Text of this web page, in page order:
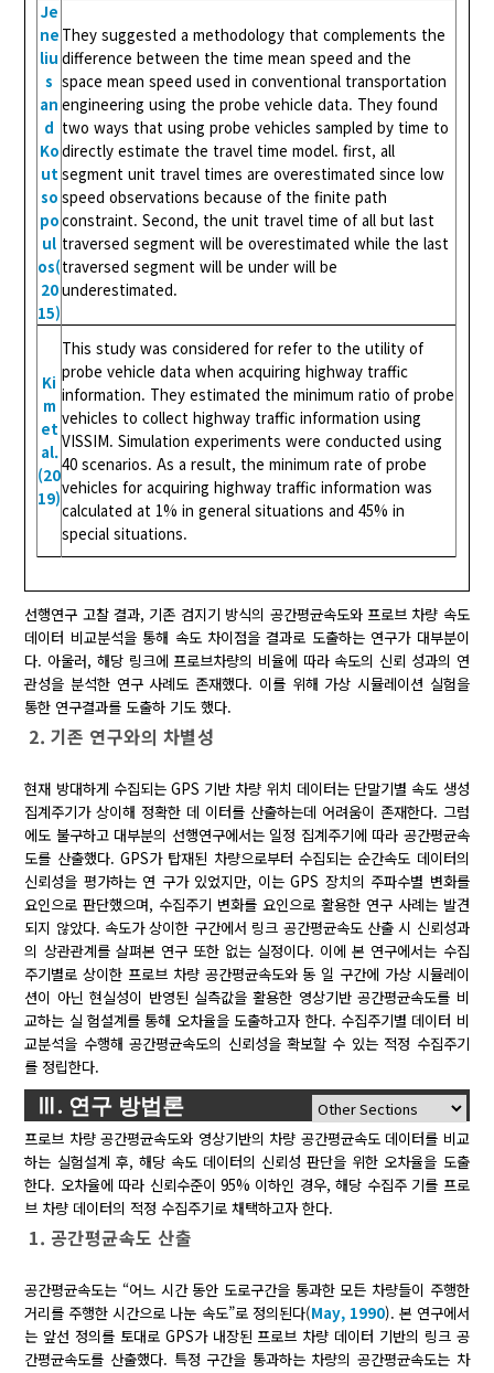
Je
ne
liu
s
an
d
Ko
ut
so
po
ul
os(
20
15)
They suggested a methodology that complements the
difference between the time mean speed and the
space mean speed used in conventional transportation
engineering using the probe vehicle data. They found
two ways that using probe vehicles sampled by time to
directly estimate the travel time model. first, all
segment unit travel times are overestimated since low
speed observations because of the finite path
constraint. Second, the unit travel time of all but last
traversed segment will be overestimated while the last
traversed segment will be under will be
underestimated.
Ki
m
et
al.
(20
19)
This study was considered for refer to the utility of
probe vehicle data when acquiring highway traffic
information. They estimated the minimum ratio of probe
vehicles to collect highway traffic information using
VISSIM. Simulation experiments were conducted using
40 scenarios. As a result, the minimum rate of probe
vehicles for acquiring highway traffic information was
calculated at 1% in general situations and 45% in
special situations.
선행연구 고찰 결과, 기존 검지기 방식의 공간평균속도와 프로브 차량 속도
데이터 비교분석을 통해 속도 차이점을 결과로 도출하는 연구가 대부분이
다. 아울러, 해당 링크에 프로브차량의 비율에 따라 속도의 신뢰 성과의 연
관성을 분석한 연구 사례도 존재했다. 이를 위해 가상 시뮬레이션 실험을
통한 연구결과를 도출하 기도 했다.
2. 기존 연구와의 차별성
현재 방대하게 수집되는 GPS 기반 차량 위치 데이터는 단말기별 속도 생성
집계주기가 상이해 정확한 데 이터를 산출하는데 어려움이 존재한다. 그럼
에도 불구하고 대부분의 선행연구에서는 일정 집계주기에 따라 공간평균속
도를 산출했다. GPS가 탑재된 차량으로부터 수집되는 순간속도 데이터의
신뢰성을 평가하는 연 구가 있었지만, 이는 GPS 장치의 주파수별 변화를
요인으로 판단했으며, 수집주기 변화를 요인으로 활용한 연구 사례는 발견
되지 않았다. 속도가 상이한 구간에서 링크 공간평균속도 산출 시 신뢰성과
의 상관관계를 살펴본 연구 또한 없는 실정이다. 이에 본 연구에서는 수집
주기별로 상이한 프로브 차량 공간평균속도와 동 일 구간에 가상 시뮬레이
션이 아닌 현실성이 반영된 실측값을 활용한 영상기반 공간평균속도를 비
교하는 실 험설계를 통해 오차율을 도출하고자 한다. 수집주기별 데이터 비
교분석을 수행해 공간평균속도의 신뢰성을 확보할 수 있는 적정 수집주기
를 정립한다.
Ⅲ. 연구 방법론
프로브 차량 공간평균속도와 영상기반의 차량 공간평균속도 데이터를 비교
하는 실험설계 후, 해당 속도 데이터의 신뢰성 판단을 위한 오차율을 도출
한다. 오차율에 따라 신뢰수준이 95% 이하인 경우, 해당 수집주 기를 프로
브 차량 데이터의 적정 수집주기로 채택하고자 한다.
1. 공간평균속도 산출
공간평균속도는 “어느 시간 동안 도로구간을 통과한 모든 차량들이 주행한
거리를 주행한 시간으로 나눈 속도”로 정의된다(May, 1990). 본 연구에서
는 앞선 정의를 토대로 GPS가 내장된 프로브 차량 데이터 기반의 링크 공
간평균속도를 산출했다. 특정 구간을 통과하는 차량의 공간평균속도는 차